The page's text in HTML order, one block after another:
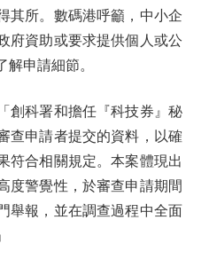
其所。數碼港呼籲，中小企
府資助或要求提供個人或公
申請細節。
科署和擔任『科技券』秘
查申請者提交的資料，以確
符合相關規定。本案體現出
度警覺性，於審查申請期間
舉報，並在調查過程中全面